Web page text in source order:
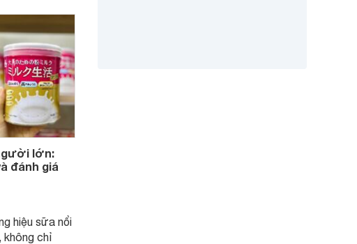
phẩm này
chi tiết qua
lớn:
đánh giá
hiệu sữa nổi
không chỉ